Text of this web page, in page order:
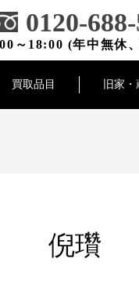
0120-
～18:00 (年中無休
買取品目 旧家
倪瓚